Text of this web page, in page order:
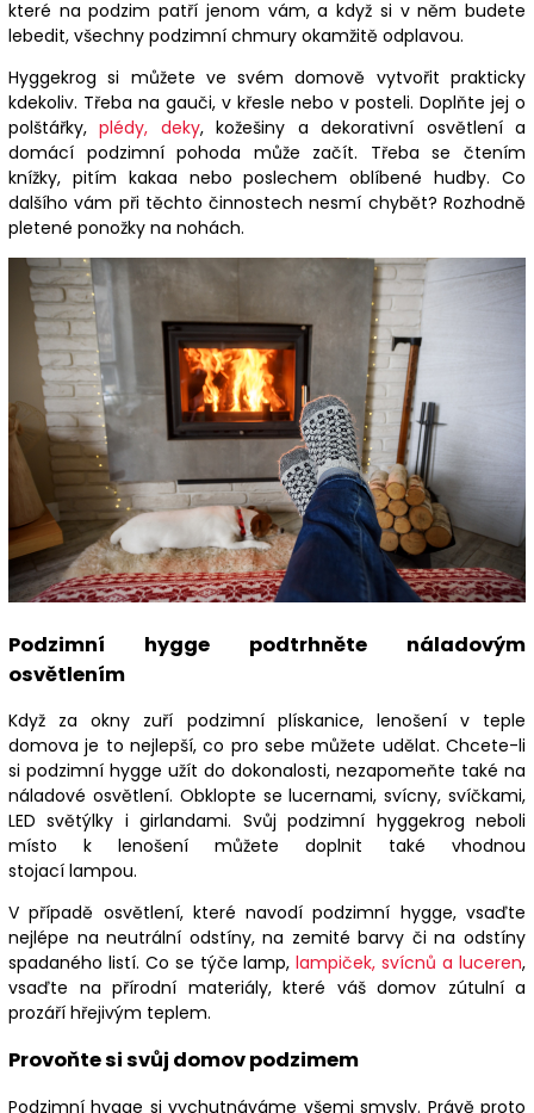
které na podzim patří jenom vám, a když si v něm budete
lebedit, všechny podzimní chmury okamžitě odplavou.
Hyggekrog si můžete ve svém domově vytvořit prakticky
kdekoliv. Třeba na gauči, v křesle nebo v posteli. Doplňte jej o
polštářky, plédy, deky, kožešiny a dekorativní osvětlení a
domácí podzimní pohoda může začít. Třeba se čtením
knížky, pitím kakaa nebo poslechem oblíbené hudby. Co
dalšího vám při těchto činnostech nesmí chybět? Rozhodně
pletené ponožky na nohách.
Podzimní hygge podtrhněte náladovým
osvětlením
Když za okny zuří podzimní plískanice, lenošení v teple
domova je to nejlepší, co pro sebe můžete udělat. Chcete-li
si podzimní hygge užít do dokonalosti, nezapomeňte také na
náladové osvětlení. Obklopte se lucernami, svícny, svíčkami,
LED světýlky i girlandami. Svůj podzimní hyggekrog neboli
místo k lenošení můžete doplnit také vhodnou
stojací lampou.
V případě osvětlení, které navodí podzimní hygge, vsaďte
nejlépe na neutrální odstíny, na zemité barvy či na odstíny
spadaného listí. Co se týče lamp,lampiček, svícnů a luceren,
vsaďte na přírodní materiály, které váš domov zútulní a
prozáří hřejivým teplem.
Provoňte si svůj domov podzimem
Podzimní hygge si vychutnáváme všemi smysly. Právě proto